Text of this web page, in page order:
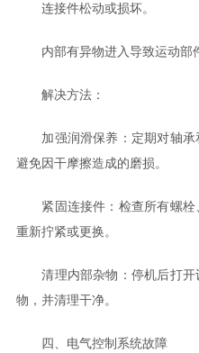
连接件松动或损坏。
内部有异物进入导致运动部件
解决方法：
加强润滑保养：定期对轴承
避免因干摩擦造成的磨损。
紧固连接件：检查所有螺栓
重新拧紧或更换。
清理内部杂物：停机后打开
物，并清理干净。
四、电气控制系统故障